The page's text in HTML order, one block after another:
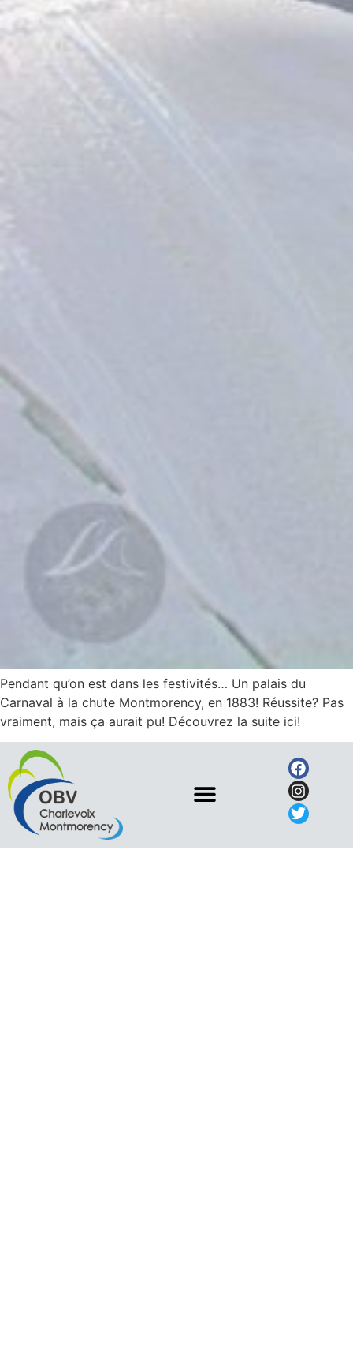
Pendant qu’on est dans les festivités… Un palais du
Carnaval à la chute Montmorency, en 1883! Réussite? Pas
vraiment, mais ça aurait pu! Découvrez la suite ici!